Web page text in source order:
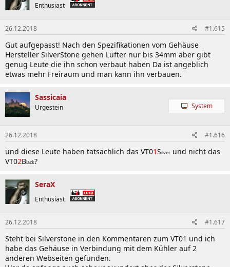
Enthusiast
26.12.2018 #1.615
Gut aufgepasst! Nach den Spezifikationen vom Gehäuse
Hersteller SilverStone gehen Lüfter nur bis 34mm aber gibt
genug Leute die ihn schon verbaut haben Da ist angeblich
etwas mehr Freiraum und man kann ihn verbauen.
Sassicaia
Urgestein System
26.12.2018 #1.616
und diese Leute haben tatsächlich das VT01Silver und nicht das
VT02Black?
SeraX
Enthusiast
26.12.2018 #1.617
Steht bei Silverstone in den Kommentaren zum VT01 und ich
habe das Gehäuse in Verbindung mit dem Kühler auf 2
anderen Webseiten gefunden.